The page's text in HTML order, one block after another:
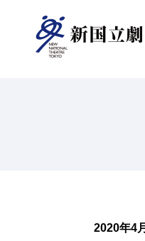
情報セ
2020年4